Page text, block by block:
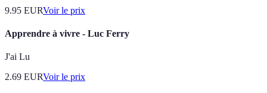
9.95 EURVoir le prix
Apprendre à vivre - Luc Ferry
J'ai Lu
2.69 EURVoir le prix